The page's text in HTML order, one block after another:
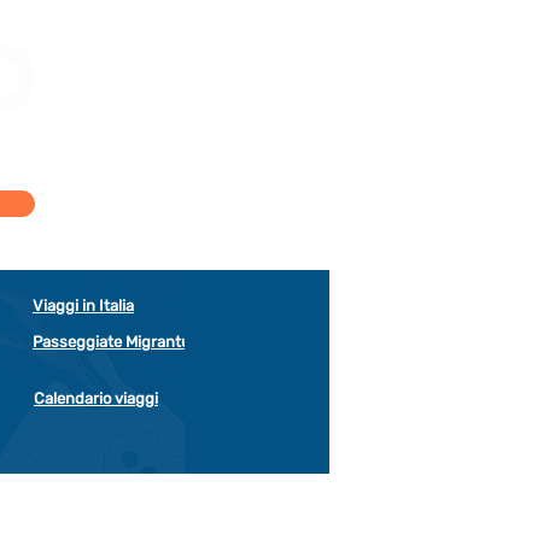
Viaggi in Italia
Passeggiate Migrantur
Calendario viaggi